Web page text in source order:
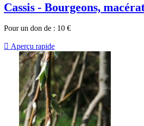
Cassis - Bourgeons,
Pour un don de : 10 €
 Aperçu rapide